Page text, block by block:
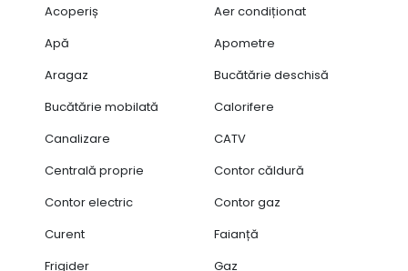
Acoperiș
Aer condiționat
Apă
Apometre
Aragaz
Bucătărie deschisă
Bucătărie mobilată
Calorifere
Canalizare
CATV
Centrală proprie
Contor căldură
Contor electric
Contor gaz
Curent
Faianță
Frigider
Gaz